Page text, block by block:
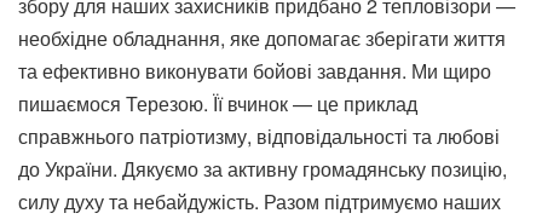
необхідне обладнання, яке допомагає зберігати життя
та ефективно виконувати бойові завдання. Ми щиро
пишаємося Терезою. Її вчинок — це приклад
справжнього патріотизму, відповідальності та любові
до України. Дякуємо за активну громадянську позицію,
силу духу та небайдужість. Разом підтримуємо наших